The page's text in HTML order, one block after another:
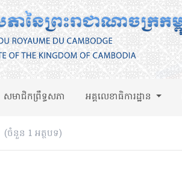
សមាជិកព្រឹទ្ធសភា អគ្គលេខាធិការដ្ឋាន
(ចំនួន 1 អត្ថបទ)